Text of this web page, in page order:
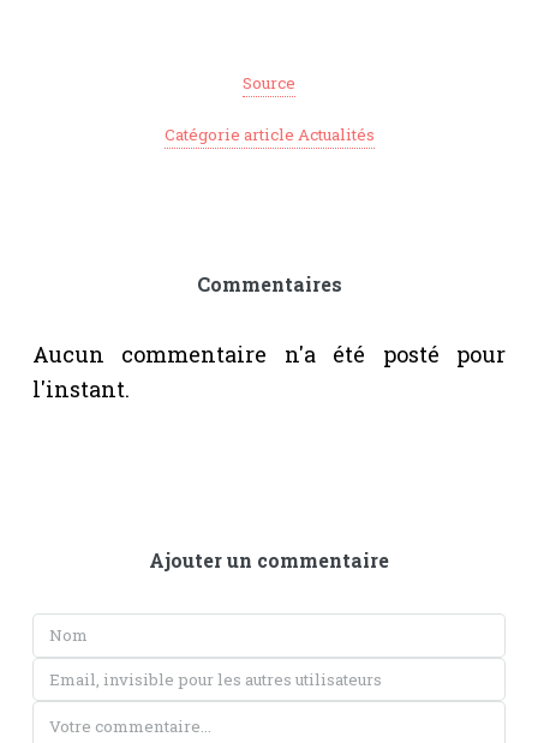
Source
Catégorie article Actualités
Ajouter un commentaire
Commentaires
Aucun commentaire n'a été posté pour
l'instant.